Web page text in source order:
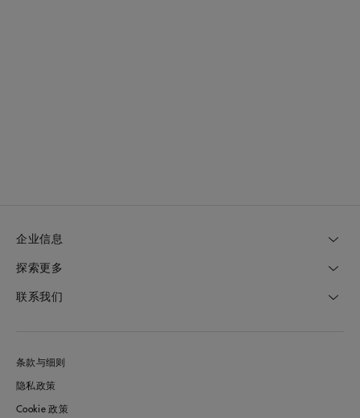
企业信息
探索更多
联系我们
条款与细则
隐私政策
Cookie 政策